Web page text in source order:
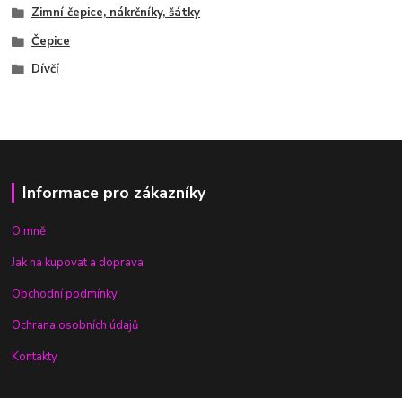
Zimní čepice, nákrčníky, šátky
Čepice
Dívčí
Informace pro zákazníky
O mně
Jak na kupovat a doprava
Obchodní podmínky
Ochrana osobních údajů
Kontakty